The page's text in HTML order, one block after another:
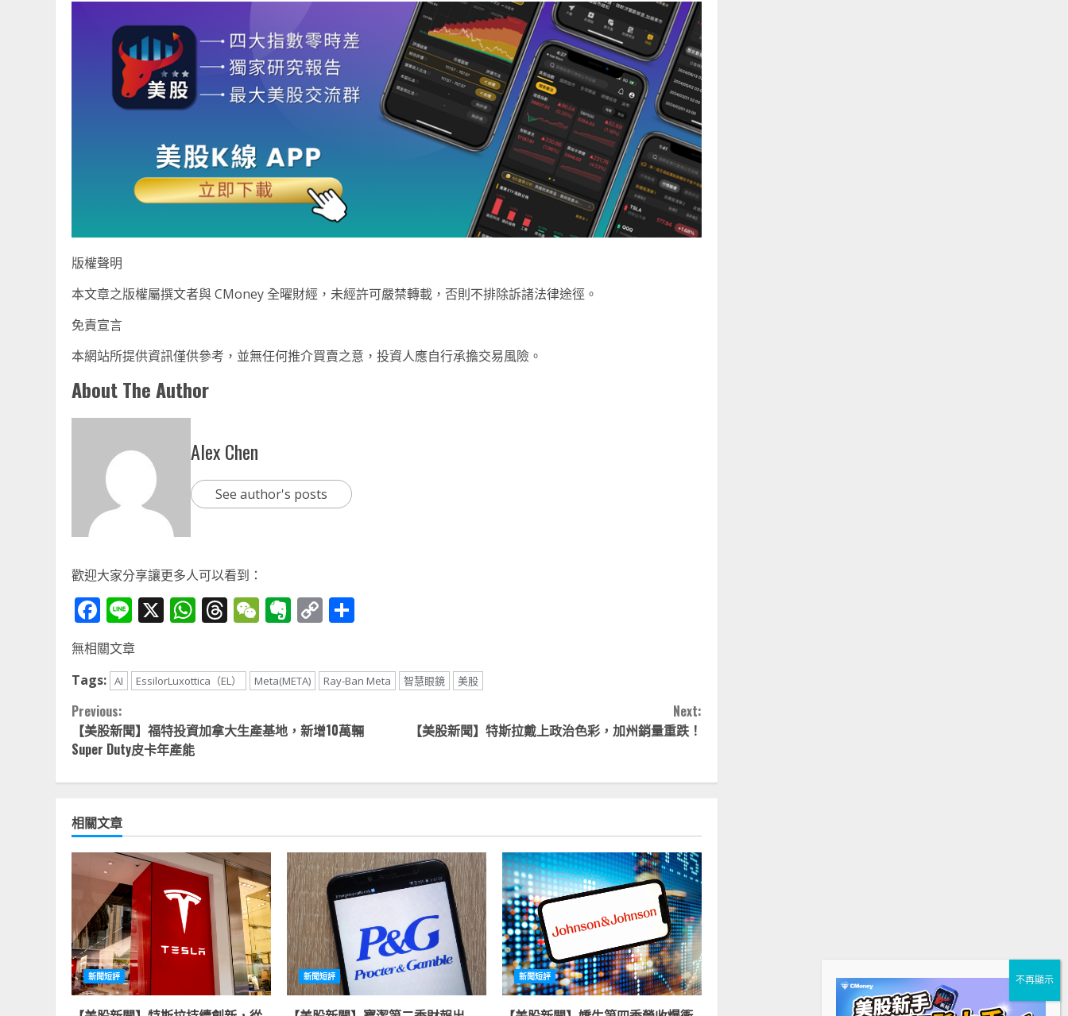
版權聲明
本文章之版權屬撰文者與 CMoney 全曜財經，未經許可嚴禁轉載，否則不排除訴諸法律途徑。
免責宣言
本網站所提供資訊僅供參考，並無任何推介買賣之意，投資人應自行承擔交易風險。
About The Author
Alex Chen
See author's posts
歡迎大家分享讓更多人可以看到：
Facebook
Line
X WhatsApp
Threads
WeChat
Evernote
Copy
無相關文章
Tags: AI EssilorLuxottica（EL） Meta(META) Ray-Ban Meta 智慧眼鏡 美股
Continue
Reading
Previous:
【美股新聞】福特投資加拿大生產基地，新增10萬輛
Super Duty皮卡年產能
Next:
【美股新聞】特斯拉戴上政治色彩，加州銷量重跌！
相關文章
新聞短評 新聞短評 新聞短評